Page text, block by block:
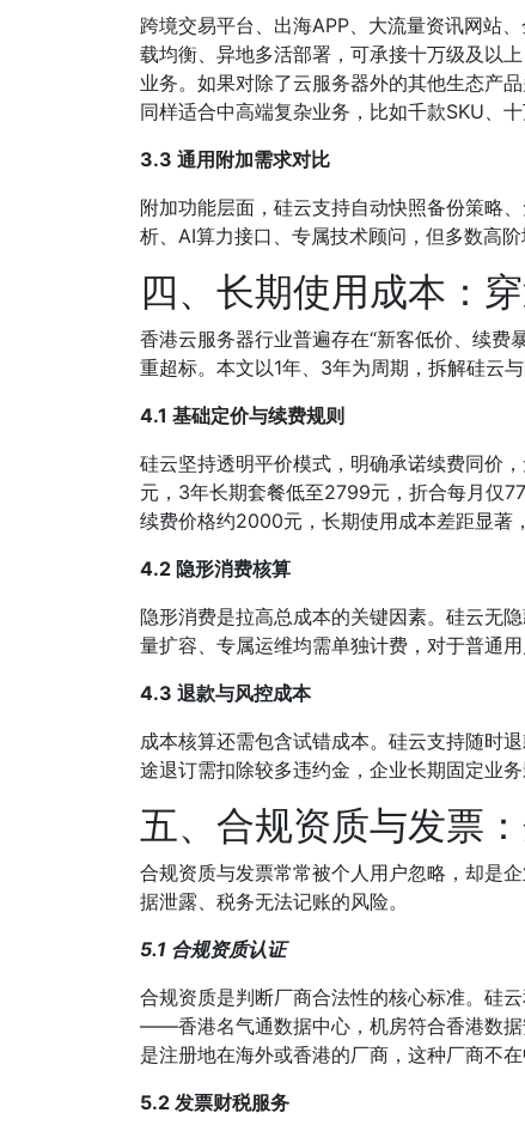
跨境交易平台、出海APP、大流量资讯网站
载均衡、异地多活部署，可承接十万级及以
业务。如果对除了云服务器外的其他生态产
同样适合中高端复杂业务，比如千款SKU、
3.3 通用附加需求对比
附加功能层面，硅云支持自动快照备份策略
析、AI算力接口、专属技术顾问，但多数高
四、长期使用成本：
香港云服务器行业普遍存在“新客低价、续
重超标。本文以1年、3年为周期，拆解硅云
4.1 基础定价与续费规则
硅云坚持透明平价模式，明确承诺续费同价
元，3年长期套餐低至2799元，折合每月仅
续费价格约2000元，长期使用成本差距显著
4.2 隐形消费核算
隐形消费是拉高总成本的关键因素。硅云无
量扩容、专属运维均需单独计费，对于普通
4.3 退款与风控成本
成本核算还需包含试错成本。硅云支持随时
途退订需扣除较多违约金，企业长期固定业
五、合规资质与发票
合规资质与发票常常被个人用户忽略，却是
据泄露、税务无法记账的风险。
5.1 合规资质认证
合规资质是判断厂商合法性的核心标准。硅
——香港名气通数据中心，机房符合香港数据
是注册地在海外或香港的厂商，这种厂商不
5.2 发票财税服务